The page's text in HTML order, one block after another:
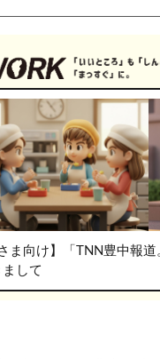
ま向け】「TNN豊中報
して